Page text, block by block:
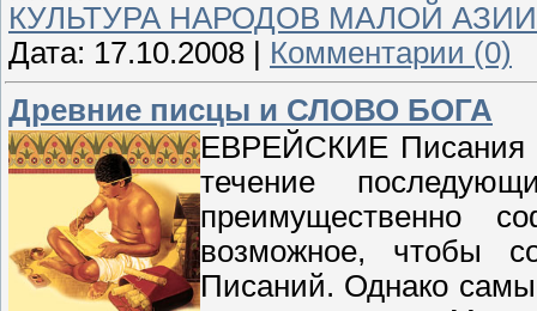
КУЛЬТУРА НАРОДОВ МАЛОЙ АЗИИ
Дата: 17.10.2008
Комментарии (0)
Древние писцы и СЛОВО БОГА
ЕВРЕЙСКИЕ Писания
течение
преимущественно
возможное, чтобы
Писаний. Однако